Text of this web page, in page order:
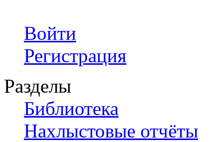
Войти
Регистрация
Разделы
Библиотека
Нахлыстовые отчёты